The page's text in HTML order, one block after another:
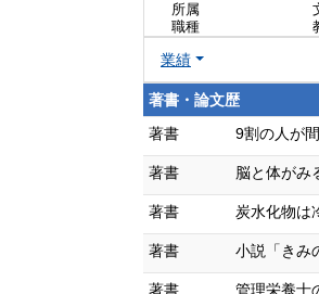
所属
職種
業績
著書・論文歴
著書
9割の人が
著書 脳と体がみ
著書 炭水化物は
著書 小説「きみ
著書 管理栄養士